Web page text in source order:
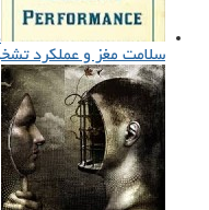
سلامت مغز و عملکرد